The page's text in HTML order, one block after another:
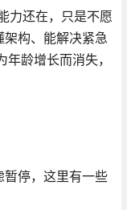
力还在，只是不愿
架构、能解决紧急
龄增长而消失，
暂停，这里有一些